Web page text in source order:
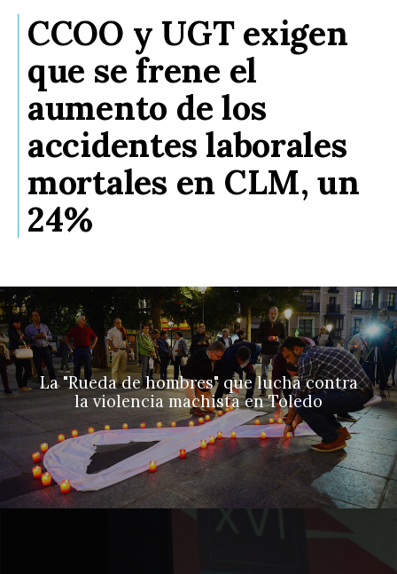
CCOO y UGT exigen
que se frene el
aumento de los
accidentes laborales
mortales en CLM, un
24%
La "Rueda de hombres" que lucha contra
la violencia machista en Toledo